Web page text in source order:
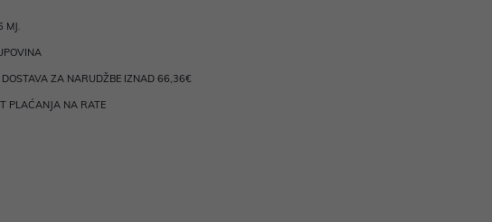
MJ.
DOSTAVA ZA NARUDŽBE IZNAD 66,36€
PLAĆANJA NA RATE